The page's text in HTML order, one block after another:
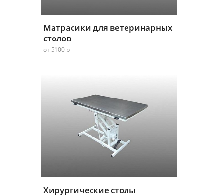
Матрасики для ветеринарных
столов
от 5100 р
Хирургические столы